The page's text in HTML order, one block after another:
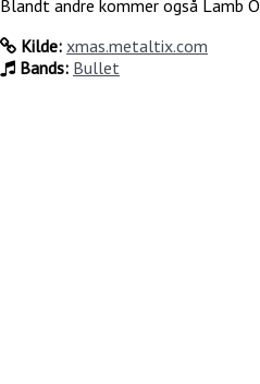
Blandt andre kommer også Lamb
Kilde: xmas.metaltix.com
Bands: Bullet